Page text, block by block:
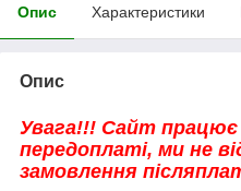
Опис Характеристики
Опис
Увага!!! Сайт працює
передоплаті, ми не
замовлення